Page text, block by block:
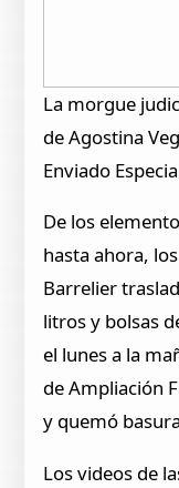
La morgue
de Agostina
Enviado
De los
hasta ahora,
Barrelier
litros y bolsas
el lunes a la
de Ampliación
y quemó
Los videos de